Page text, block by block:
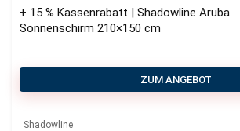
+ 15 % Kassenrabatt | Shadowline Aruba
Sonnenschirm 210×150 cm
ZUM ANGEBOT
Shadowline